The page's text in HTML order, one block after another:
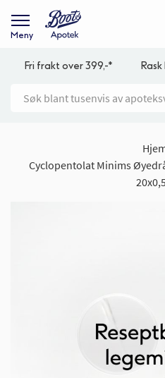
Meny
Fri frakt over 399,-*
Cyclopentolat Minims